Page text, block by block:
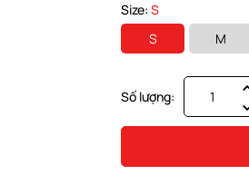
Size: S
S
M
Số lượng: